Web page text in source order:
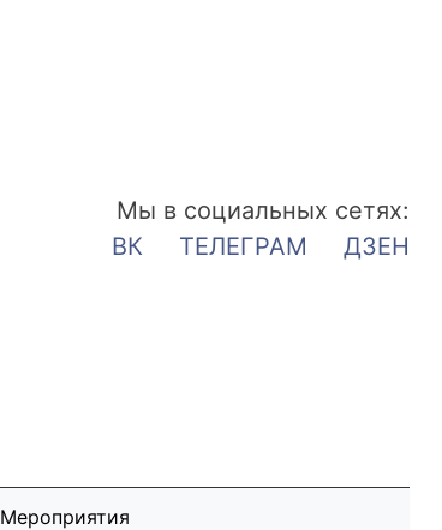
Мы в социальных сетях:
ВК
ТЕЛЕГРАМ ДЗЕН
Мероприятия